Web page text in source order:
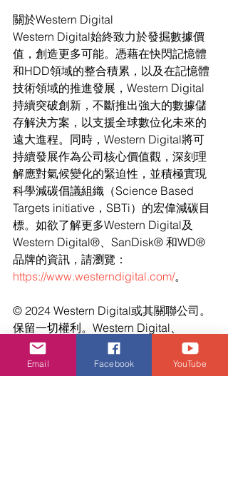
關於Western Digital
Western Digital始終致力於發掘數據價
值，創造更多可能。憑藉在快閃記憶體
和HDD領域的整合積累，以及在記憶體
技術領域的推進發展，Western Digital
持續突破創新，不斷推出強大的數據儲
存解決方案，以支援全球數位化未來的
遠大進程。同時，Western Digital將可
持續發展作為公司核心價值觀，深刻理
解應對氣候變化的緊迫性，並積極實現
科學減碳倡議組織（Science Based
Targets initiative，SBTi）的宏偉減碳目
標。如欲了解更多Western Digital及
Western Digital®、SanDisk® 和WD®
品牌的資訊，請瀏覽：
https://www.westerndigital.com/。
© 2024 Western Digital或其關聯公司。
保留一切權利。Western Digital、
Western Digital品牌設計、Western
Digital標識和iNAND是Western Digital
公司或其關聯公司在美國和/或其他國家
Email Facebook YouTube